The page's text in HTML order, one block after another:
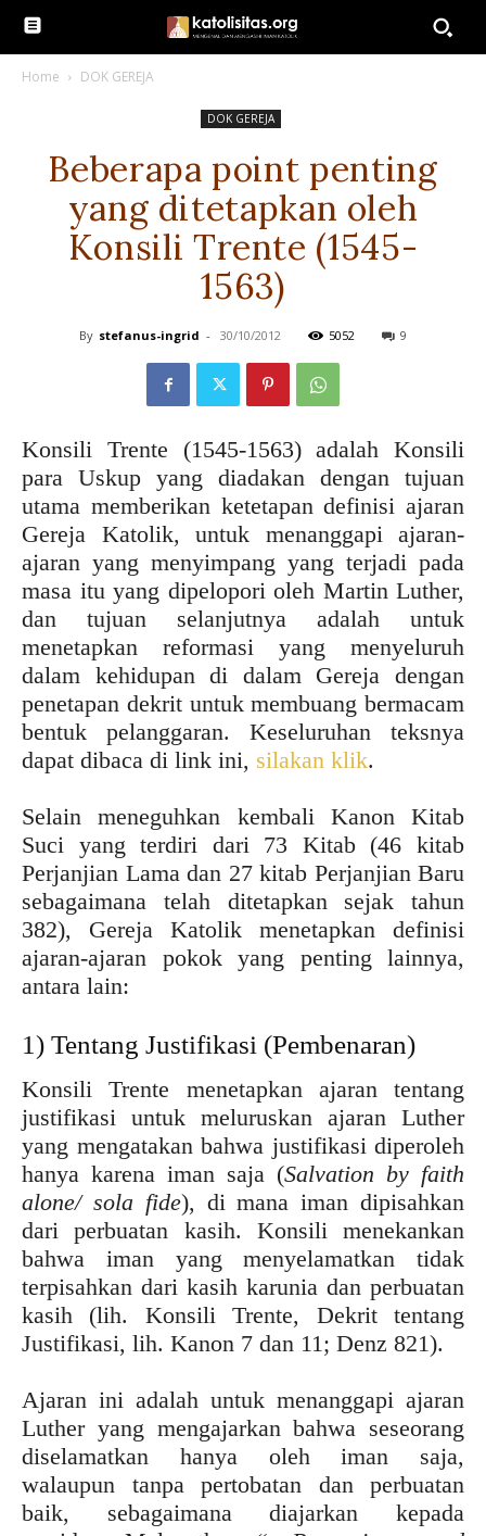
Home DOK GEREJA
DOK GEREJA
Beberapa point penting
yang ditetapkan oleh
Konsili Trente (1545-
1563)
By stefanus-ingrid - 30/10/2012 5052 9
Konsili Trente (1545-1563) adalah Konsili
para Uskup yang diadakan dengan tujuan
utama memberikan ketetapan definisi ajaran
Gereja Katolik, untuk menanggapi ajaran-
ajaran yang menyimpang yang terjadi pada
masa itu yang dipelopori oleh Martin Luther,
dan tujuan selanjutnya adalah untuk
menetapkan reformasi yang menyeluruh
dalam kehidupan di dalam Gereja dengan
penetapan dekrit untuk membuang bermacam
bentuk pelanggaran. Keseluruhan teksnya
dapat dibaca di link ini, silakan klik.
Selain meneguhkan kembali Kanon Kitab
Suci yang terdiri dari 73 Kitab (46 kitab
Perjanjian Lama dan 27 kitab Perjanjian Baru
sebagaimana telah ditetapkan sejak tahun
382), Gereja Katolik menetapkan definisi
ajaran-ajaran pokok yang penting lainnya,
antara lain:
1) Tentang Justifikasi (Pembenaran)
Konsili Trente menetapkan ajaran tentang
justifikasi untuk meluruskan ajaran Luther
yang mengatakan bahwa justifikasi diperoleh
hanya karena iman saja (Salvation by faith
alone/ sola fide), di mana iman dipisahkan
dari perbuatan kasih. Konsili menekankan
bahwa iman yang menyelamatkan tidak
terpisahkan dari kasih karunia dan perbuatan
kasih (lih. Konsili Trente, Dekrit tentang
Justifikasi, lih. Kanon 7 dan 11; Denz 821).
Ajaran ini adalah untuk menanggapi ajaran
Luther yang mengajarkan bahwa seseorang
diselamatkan hanya oleh iman saja,
walaupun tanpa pertobatan dan perbuatan
baik, sebagaimana diajarkan kepada